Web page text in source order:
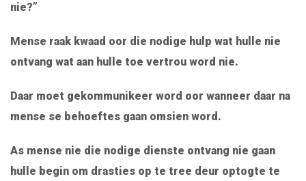
nie?”
Mense raak kwaad oor die nodige hulp wat hulle nie
ontvang wat aan hulle toe vertrou word nie.
Daar moet gekommunikeer word oor wanneer daar na
mense se behoeftes gaan omsien word.
As mense nie die nodige dienste ontvang nie gaan
hulle begin om drasties op te tree deur optogte te